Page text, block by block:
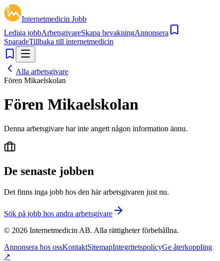
Internetmedicin Jobb
Lediga jobbArbetsgivareSkapa bevakningAnnonsera
SparadeTillbaka till internetmedicin
Alla arbetsgivare
Fören Mikaelskolan
Fören Mikaelskolan
Denna arbetsgivare har inte angett någon information ännu.
De senaste jobben
Det finns inga jobb hos den här arbetsgivaren just nu.
Sök på jobb hos andra arbetsgivare
© 2026 Internetmedicin AB. Alla rättigheter förbehållna.
Annonsera hos ossKontaktSitemapIntegritetspolicyGe återkoppling
↗